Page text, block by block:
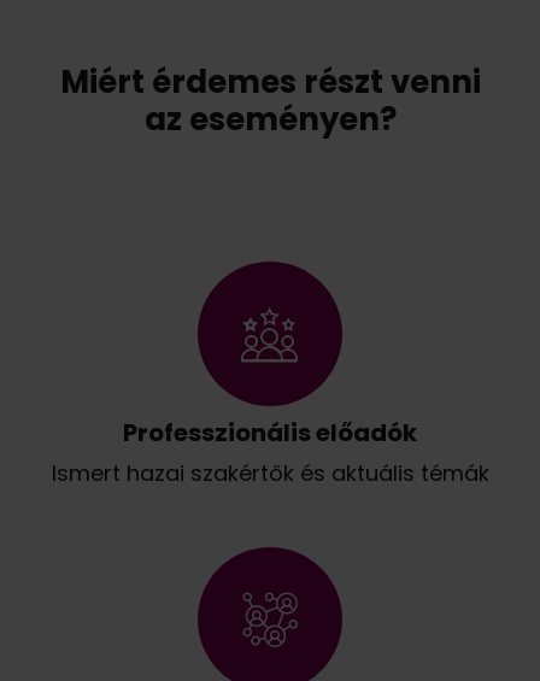
Miért érdemes részt venni
az eseményen?
Professzionális előadók
Ismert hazai szakértők és aktuális témák